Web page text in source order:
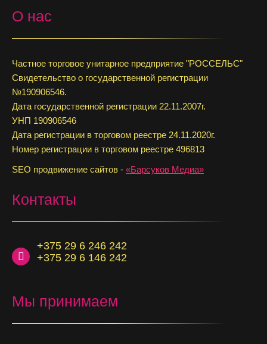
О нас
Частное торговое унитарное предприятие "РОССЕЛЬС"
Свидетельство о государственной регистрации
№190906546.
Дата государственной регистрации 22.11.2007г.
УНП 190906546
Дата регистрации в торговом реестре 24.11.2020г.
Номер регистрации в торговом реестре 496813
SEO продвижение сайтов - «Барсуков Медиа»
Контакты
+375 29 6 246 242
+375 29 6 146 242
Мы принимаем